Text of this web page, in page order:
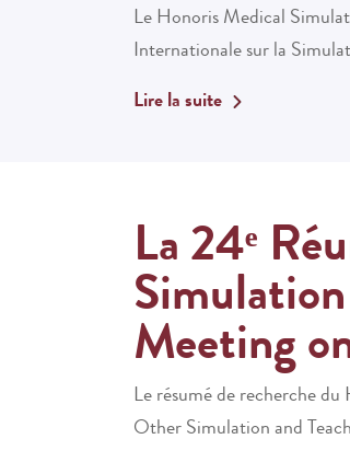
Le Honoris Medical
Internationale sur la
Lire la suite
La 24ᵉ
Meeting
Le résumé de recherche
Other Simulation and